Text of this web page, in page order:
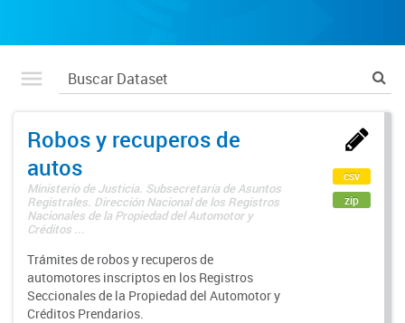
Robos y recuperos de
autos
Ministerio de Justicia. Subsecretaría de Asuntos
Registrales. Dirección Nacional de los Registros
Nacionales de la Propiedad del Automotor y
Créditos ...
Trámites de robos y recuperos de
automotores inscriptos en los Registros
Seccionales de la Propiedad del Automotor y
Créditos Prendarios.
csv
zip